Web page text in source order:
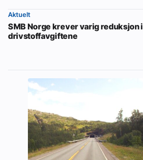
Aktuelt
SMB Norge krever varig reduksjon i
drivstoffavgiftene